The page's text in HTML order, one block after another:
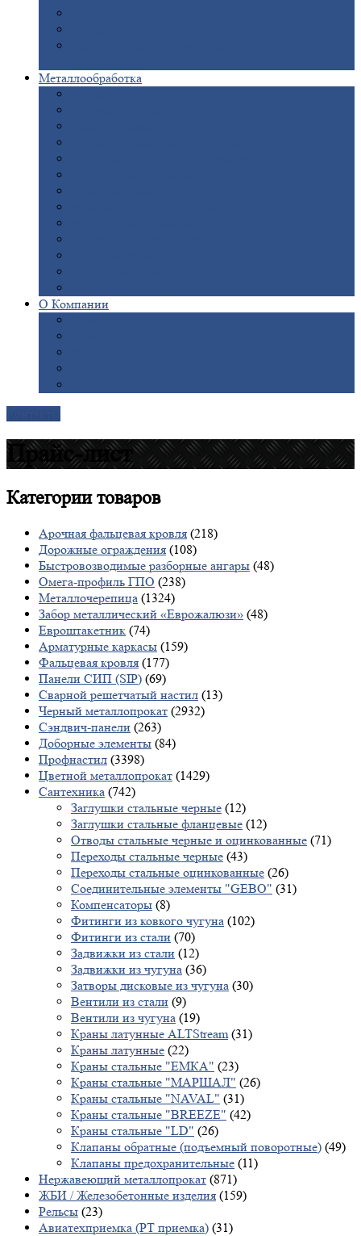
Металлообработка
О Компании
Прайс-лист
Категориитоваров
Арочная фальцевая кровля (218)
Дорожные ограждения (108)
Быстровозводимые разборные ангары (48)
Омега-профиль ГПО (238)
Металлочерепица (1324)
Забор металлический «Еврожалюзи» (48)
Евроштакетник (74)
Арматурные каркасы (159)
Фальцевая кровля (177)
Панели СИП (SIP) (69)
Сварной решетчатый настил (13)
Черный металлопрокат (2932)
Сэндвич-панели (263)
Доборные элементы (84)
Профнастил (3398)
Цветной металлопрокат (1429)
Сантехника (742)
Заглушки стальные черные (12)
Заглушки стальные фланцевые (12)
Отводы стальные черные и оцинкованные (71)
Переходы стальные черные (43)
Переходы стальные оцинкованные (26)
Соединительные элементы "GEBO" (31)
Компенсаторы (8)
Фитинги из ковкого чугуна (102)
Фитинги из стали (70)
Задвижки из стали (12)
Задвижки из чугуна (36)
Затворы дисковые из чугуна (30)
Вентили из стали (9)
Вентили из чугуна (19)
Краны латунные ALTStream (31)
Краны латунные (22)
Краны стальные "ЕМКА" (23)
Краны стальные "МАРШАЛ" (26)
Краны стальные "NAVAL" (31)
Краны стальные "BREEZE" (42)
Краны стальные "LD" (26)
Клапаны обратные (подъемный поворотные) (49)
Клапаны предохранительные (11)
Нержавеющий металлопрокат (871)
ЖБИ / Железобетонные изделия (159)
Рельсы (23)
Авиатехприемка (РТ приемка) (31)